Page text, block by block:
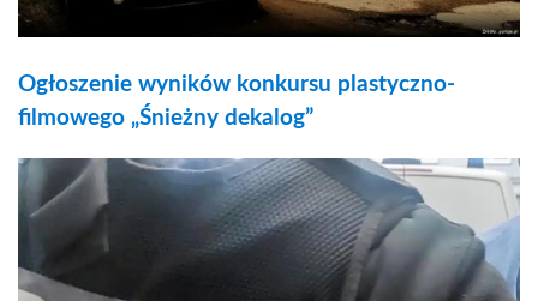
Ogłoszenie wyników konkursu plastyczno-
filmowego „Śnieżny dekalog”